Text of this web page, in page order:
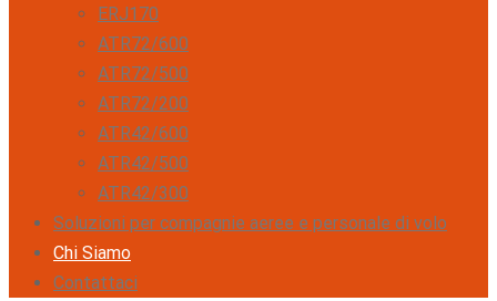
ERJ170
ATR72/600
ATR72/500
ATR72/200
ATR42/600
ATR42/500
ATR42/300
Soluzioni per compagnie aeree e personale di volo
Chi Siamo
Contattaci